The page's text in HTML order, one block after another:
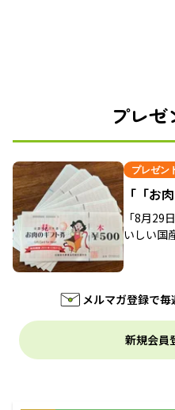
プレ
プレゼン
「「お
「8月29
いしい国
メルマガ登録で
新規会員